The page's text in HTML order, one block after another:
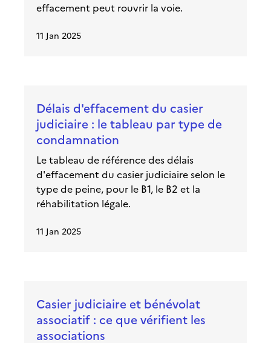
effacement peut rouvrir la voie.
11 Jan 2025
Délais d'effacement du casier
judiciaire : le tableau par type de
condamnation
Le tableau de référence des délais
d'effacement du casier judiciaire selon le
type de peine, pour le B1, le B2 et la
réhabilitation légale.
11 Jan 2025
Casier judiciaire et bénévolat
associatif : ce que vérifient les
associations